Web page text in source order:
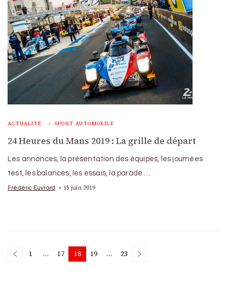
ACTUALITÉ SPORT AUTOMOBILE
24 Heures du Mans 2019 : La grille de départ
Les annonces, la présentation des équipes, les journées
test, les balances, les essais, la parade …
Frédéric Euvrard 15 juin 2019
Posts
Page
1 … Page
17 Page
18 Page
19 … Page
23